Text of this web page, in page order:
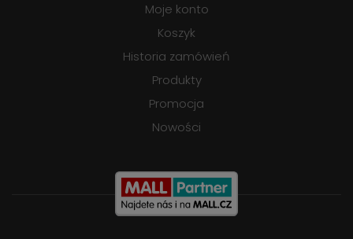
Moje konto
Koszyk
Historia zamówień
Produkty
Promocja
Nowości